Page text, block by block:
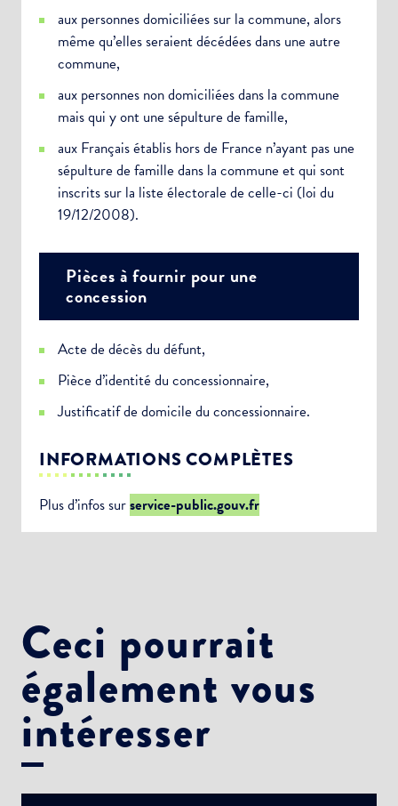
aux personnes domiciliées sur la commune, alors
même qu’elles seraient décédées dans une autre
commune,
aux personnes non domiciliées dans la commune
mais qui y ont une sépulture de famille,
aux Français établis hors de France n’ayant pas une
sépulture de famille dans la commune et qui sont
inscrits sur la liste électorale de celle-ci (loi du
19/12/2008).
Pièces à fournir pour une
concession
Acte de décès du défunt,
Pièce d’identité du concessionnaire,
Justificatif de domicile du concessionnaire.
INFORMATIONS COMPLÈTES
Plus d’infos surservice-public.gouv.fr
Ceci pourrait
également vous
intéresser